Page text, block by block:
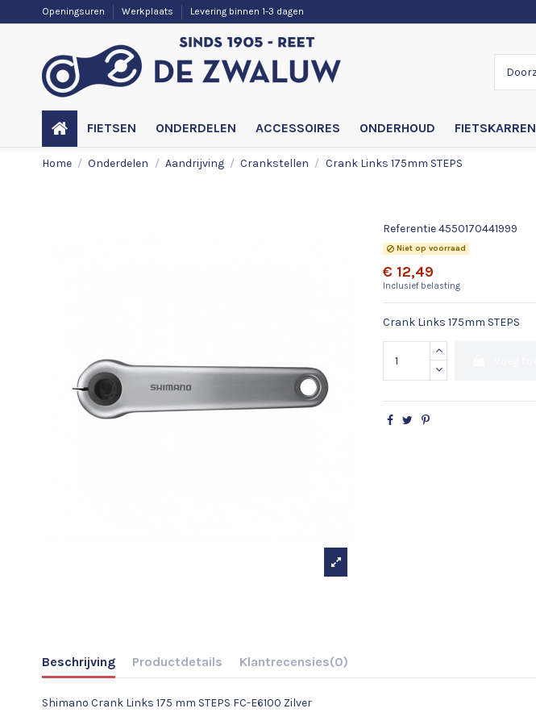
Openingsuren Werkplaats Levering binnen 1-3 dagen
FIETSEN ONDERDELEN ACCESSOIRES ONDERHOUD FIETSKARREN
Home Onderdelen Aandrijving Crankstellen Crank Links 175mm STEPS
Referentie4550170441999
Niet op voorraad
€ 12,49
Inclusief belasting
Crank Links 175mm STEPS
Beschrijving Productdetails Klantrecensies(0)
Shimano Crank Links 175 mm STEPS FC-E6100 Zilver